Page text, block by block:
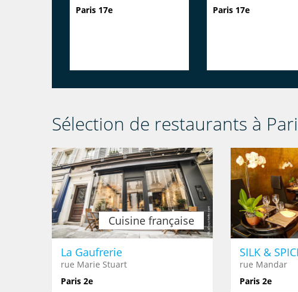
Paris 17e
Paris 17e
Sélection de restaurants à
Cuisine française
La Gaufrerie
rue Marie Stuart
Paris 2e
SILK &
rue Mandar
Paris 2e